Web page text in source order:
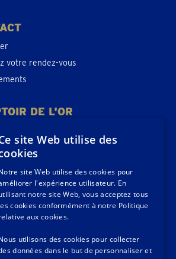
votre rendez-vous
DE L'OR
de nous
site Web utilise des
site Web utilise des cookies pour
l'expérience utilisateur. En
notre site Web, vous acceptez tous
cookies conformément à notre Politique
aux cookies.
utilisons des cookies pour collecter
données dans le but de personnaliser et